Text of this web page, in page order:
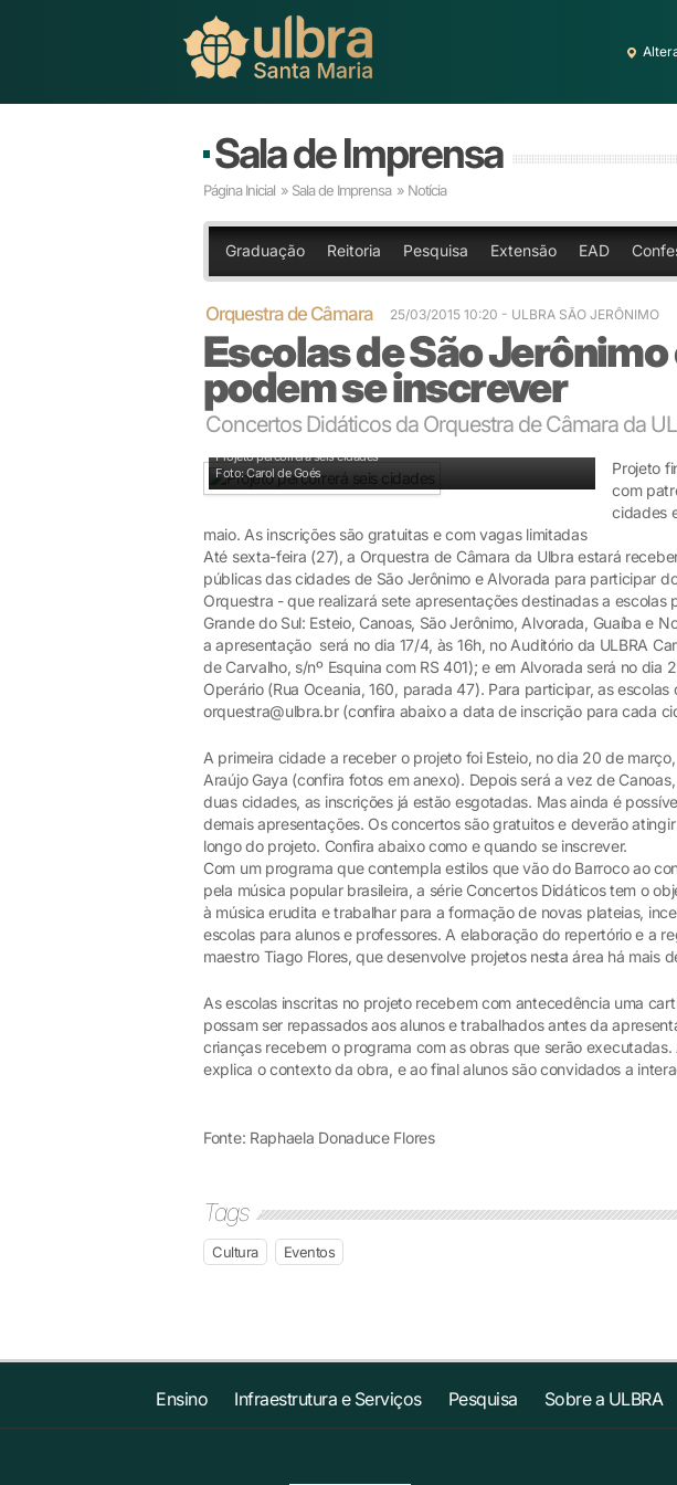
Sala de Imprensa
Página Inicial » Sala de Imprensa » Notícia
Graduação Reitoria Pesquisa Extensão EAD
Orquestra de Câmara 25/03/2015 10:20 - ULBRA SÃO JERÔNIMO
Escolas de São
podem se inscrever
Concertos Didáticos da Orquestra de Câmara da
Projeto percorrerá seis cidades
Foto: Carol de Goés
Projeto
com
cidades
maio. As inscrições são gratuitas e com vagas limitadas
Até sexta-feira (27), a Orquestra de Câmara da Ulbra estará
públicas das cidades de São Jerônimo e Alvorada para participar
Orquestra - que realizará sete apresentações destinadas a escolas
Grande do Sul: Esteio, Canoas, São Jerônimo, Alvorada, Guaíba e
a apresentação será no dia 17/4, às 16h, no Auditório da ULBRA
de Carvalho, s/nº Esquina com RS 401); e em Alvorada será no dia
Operário (Rua Oceania, 160, parada 47). Para participar, as
orquestra@ulbra.br (confira abaixo a data de inscrição para cada
A primeira cidade a receber o projeto foi Esteio, no dia 20 de
Araújo Gaya (confira fotos em anexo). Depois será a vez de
duas cidades, as inscrições já estão esgotadas. Mas ainda é
demais apresentações. Os concertos são gratuitos e deverão
longo do projeto. Confira abaixo como e quando se inscrever.
Com um programa que contempla estilos que vão do Barroco ao
pela música popular brasileira, a série Concertos Didáticos tem o
à música erudita e trabalhar para a formação de novas plateias,
escolas para alunos e professores. A elaboração do repertório e a
maestro Tiago Flores, que desenvolve projetos nesta área há mais
As escolas inscritas no projeto recebem com antecedência uma
possam ser repassados aos alunos e trabalhados antes da
crianças recebem o programa com as obras que serão
explica o contexto da obra, e ao final alunos são convidados a
Fonte: Raphaela Donaduce Flores
Tags
Cultura Eventos
Ensino Infraestrutura e Serviços Pesquisa Sobre a ULBRA